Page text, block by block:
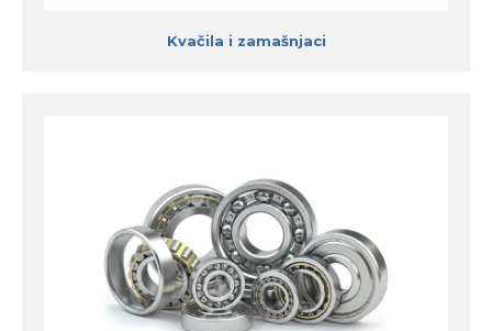
Kvačila i zamašnjaci